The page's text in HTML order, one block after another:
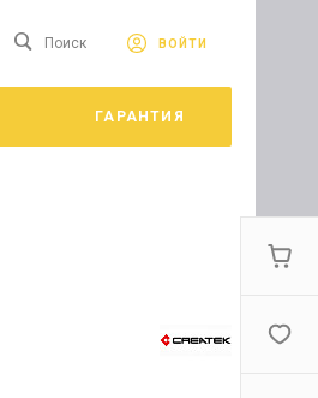
Принять
Поиск ВОЙТИ
ГАРАНТИЯ